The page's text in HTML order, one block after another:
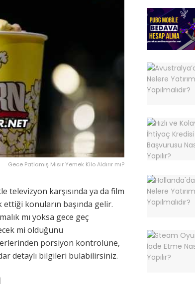
Gece Patlamış Mısır Yemek Kilo Aldırır mı?
televizyon karşısında ya da film
konuların başında gelir.
mı yoksa gece geç
mi olduğunu
porsiyon kontrolüne,
detaylı bilgileri bulabilirsiniz.